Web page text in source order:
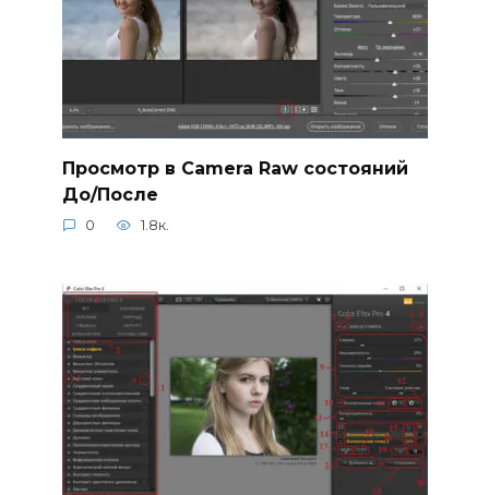
Просмотр в Camera Raw состояний
До/После
0 1.8к.